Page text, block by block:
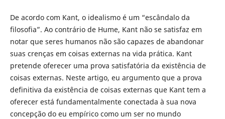
De acordo com Kant, o idealismo é um “escândalo da
filosofia”. Ao contrário de Hume, Kant não se satisfaz em
notar que seres humanos não são capazes de abandonar
suas crenças em coisas externas na vida prática. Kant
pretende oferecer uma prova satisfatória da existência de
coisas externas. Neste artigo, eu argumento que a prova
definitiva da existência de coisas externas que Kant tem a
oferecer está fundamentalmente conectada à sua nova
concepção do eu empírico como um ser no mundo